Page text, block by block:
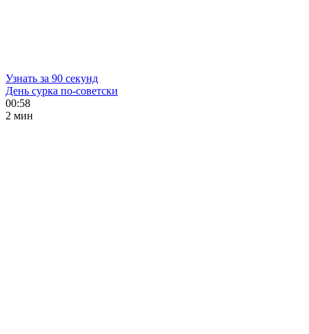
Узнать за 90 секунд
День сурка по-советски
00:58
2 мин